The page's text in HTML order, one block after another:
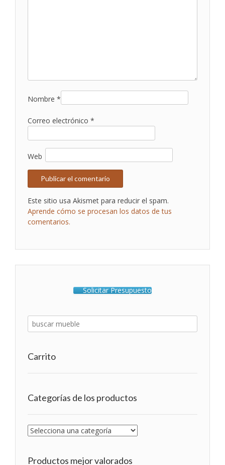
Nombre *
Correo electrónico *
Web
Este sitio usa Akismet para reducir el spam.
Aprende cómo se procesan los datos de tus
comentarios.
Solicitar Presupuesto
Carrito
Categorías de los productos
Productos mejor valorados